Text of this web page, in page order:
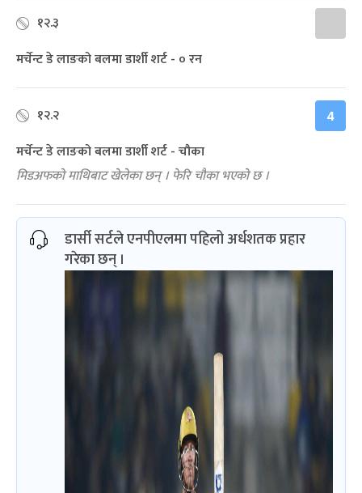
१२.३
मर्चेन्ट डे लाङको बलमा डार्शी शर्ट - ० रन
१२.२ 4
मर्चेन्ट डे लाङको बलमा डार्शी शर्ट - चौका
मिडअफको माथिबाट खेलेका छन् । फेरि चौका भएको छ ।
डार्सी सर्टले एनपीएलमा पहिलो अर्धशतक प्रहार
गरेका छन् ।